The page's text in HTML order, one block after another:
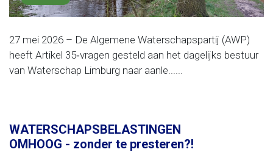
27 mei 2026 – De Algemene Waterschapspartij (AWP)
heeft Artikel 35‑vragen gesteld aan het dagelijks bestuur
van Waterschap Limburg naar aanle......
WATERSCHAPSBELASTINGEN
OMHOOG - zonder te presteren?!